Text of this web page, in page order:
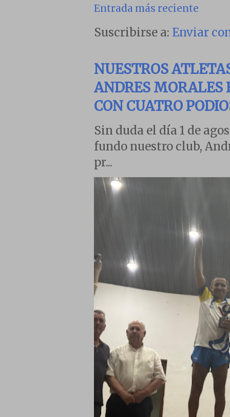
Entrada más reciente
Suscribirse a: Enviar
NUESTROS
ANDRES MORALES
CON CUATRO
Sin duda el día 1 de
fundo nuestro club,
pr...